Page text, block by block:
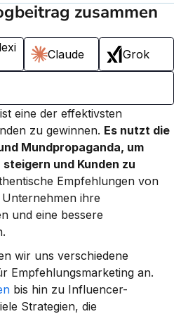
zusammen
Claude Grok
ist eine der effektivsten
zu gewinnen. Es nutzt die
Mundpropaganda, um
und Kunden zu
Empfehlungen von
ihre
und eine bessere
wir uns verschiedene
Empfehlungsmarketing an.
bis hin zu Influencer-
Strategien, die